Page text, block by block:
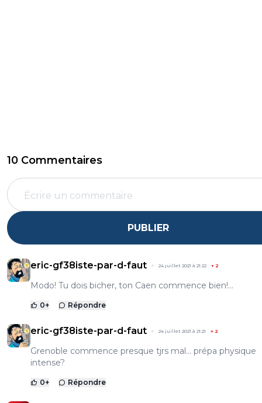
10 Commentaires
PUBLIER
eric-gf38iste-par-d-faut 24 juillet 2021 à 21:22 + 2
Modo! Tu dois bicher, ton Caen commence bien!...
0+ Répondre
eric-gf38iste-par-d-faut 24 juillet 2021 à 21:21 + 2
Grenoble commence presque tjrs mal... prépa physique
intense?
0+ Répondre